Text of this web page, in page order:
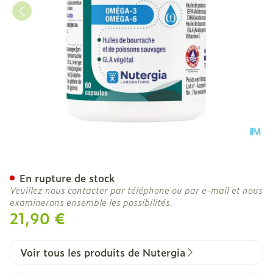
21,90 €
En rupture de stock
Veuillez nous contacter par téléphone ou par e-mail et nous
examinerons ensemble les possibilités.
Voir tous les produits de Nutergia